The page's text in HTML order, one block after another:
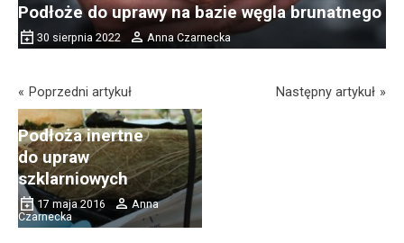
Podłoże do uprawy na bazie węgla brunatnego
30 sierpnia 2022 Anna Czarnecka
Poprzedni artykuł
Podłoża inertne
do upraw
szklarniowych
17 maja 2016
Anna
Czarnecka
Następny artykuł
Wartości odżywcze
2 sierpnia 2016
Anna
Czarnecka